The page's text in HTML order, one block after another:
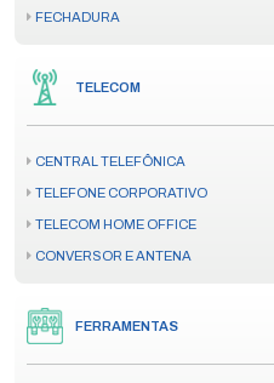
FECHADURA
TELECOM
CENTRAL TELEFÔNICA
TELEFONE CORPORATIVO
TELECOM HOME OFFICE
CONVERSOR E ANTENA
FERRAMENTAS